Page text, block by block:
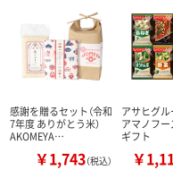
感謝を贈るセット（令和
7年度 ありがとう米）
AKOMEYA…
￥1,743（税込）
アサヒグ
アマノフ
ギフト
￥